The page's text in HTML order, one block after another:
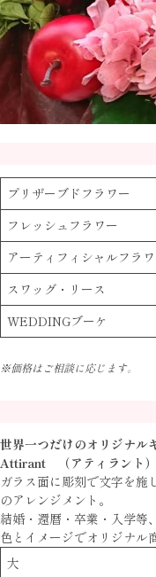
プリザーブドフラワー
フレッシュフラワー
アーティフィシャルフラ
スワッグ・リース
WEDDINGブーケ
※価格はご相談に応じます。
世界一つだけのオリジナル
Attirant （アティラント）
ガラス面に彫刻で文字を施
のアレンジメント。
結婚・還暦・卒業・入学等
色とイメージでオリジナル
大